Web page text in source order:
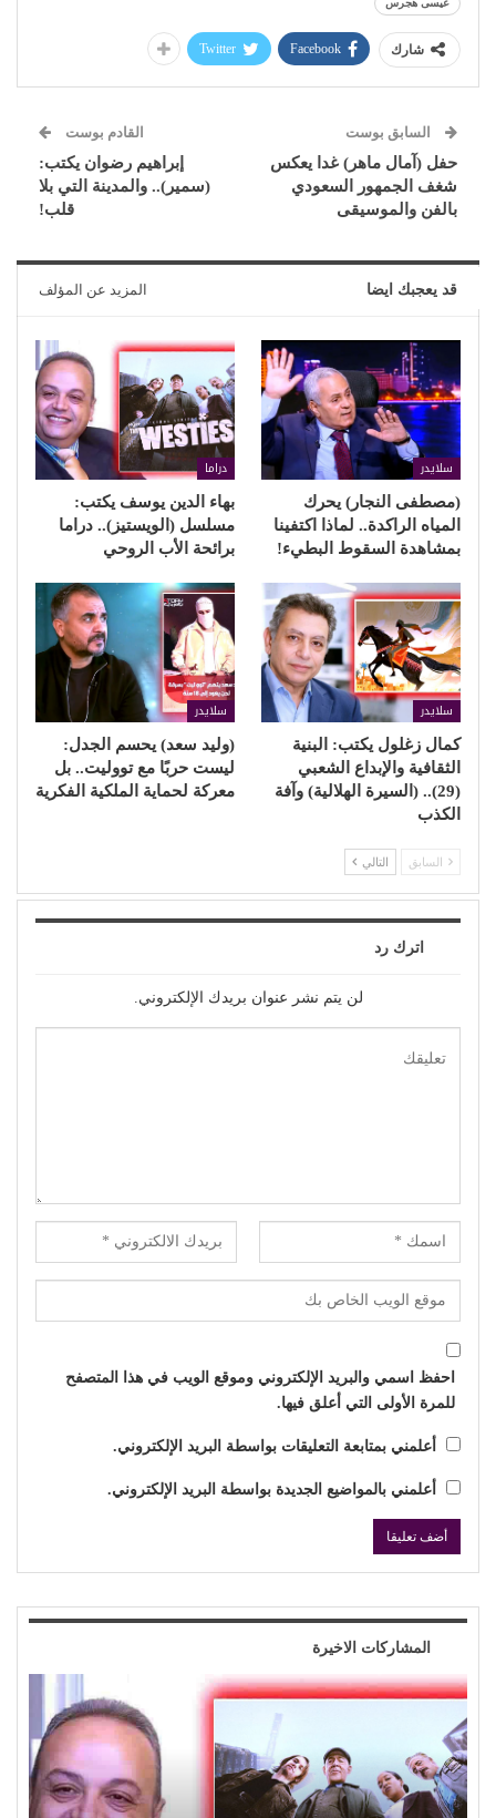
شارك Facebook
Twitter
السابق بوست
حفل (آمال ماهر) غدا يعكس
شغف الجمهور السعودي
بالفن والموسيقى
القادم بوست
إبراهيم رضوان يكتب:
(سمير).. والمدينة التي بلا
قلب!
قد يعجبك ايضا المزيد عن المؤلف
سلايدر
(مصطفى النجار) يحرك
المياه الراكدة.. لماذا اكتفينا
بمشاهدة السقوط البطيء!
دراما
بهاء الدين يوسف يكتب:
مسلسل (الويستيز).. دراما
برائحة الأب الروحي
سلايدر
كمال زغلول يكتب: البنية
الثقافية والإبداع الشعبي
(29).. (السيرة الهلالية) وآفة
الكذب
سلايدر
(وليد سعد) يحسم الجدل:
ليست حربًا مع تووليت.. بل
معركة لحماية الملكية الفكرية
السابق التالي
اترك رد
لن يتم نشر عنوان بريدك الإلكتروني.
احفظ اسمي والبريد الإلكتروني وموقع الويب في هذا المتصفح
للمرة الأولى التي أعلق فيها.
أعلمني بمتابعة التعليقات بواسطة البريد الإلكتروني.
أعلمني بالمواضيع الجديدة بواسطة البريد الإلكتروني.
المشاركات الاخيرة